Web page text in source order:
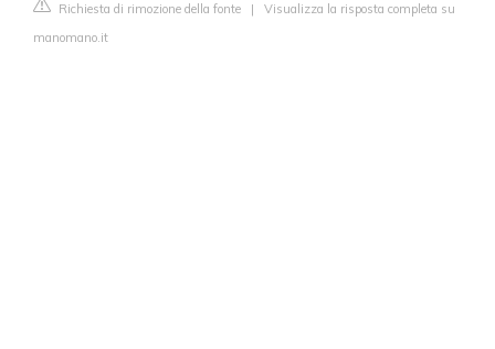
Richiesta di rimozione della fonte | Visualizza la risposta completa su
manomano.it